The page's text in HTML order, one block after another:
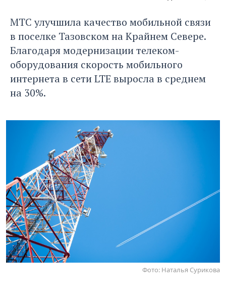
МТС улучшила качество мобильной связи
в поселке Тазовском на Крайнем Севере.
Благодаря модернизации телеком-
оборудования скорость мобильного
интернета в сети LTE выросла в среднем
на 30%.
Фото: Наталья Сурикова